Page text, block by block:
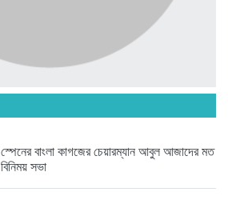
ব্রিকলেইন জামে মসজিদ প্রতিষ্ঠার ৫০...
রাজনৈতিক লড়াইয়ে জিততে হলে সাংস্কৃতিক...
১ সপ্তাহ আগে
স্পেনের বাংলা কাগজের চেয়ারম্যান আবুল আজাদের মত
বিনিময় সভা